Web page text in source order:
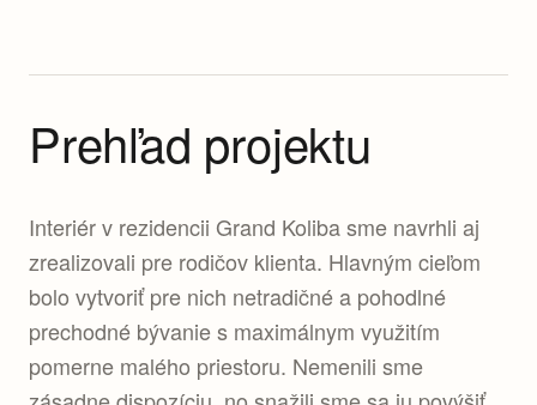
Prehľad projektu
Interiér v rezidencii Grand Koliba sme navrhli aj
zrealizovali pre rodičov klienta. Hlavným cieľom
bolo vytvoriť pre nich netradičné a pohodlné
prechodné bývanie s maximálnym využitím
pomerne malého priestoru. Nemenili sme